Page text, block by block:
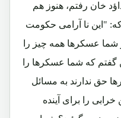
خان رفتم، هنوز هم
"این نا آرامی حکومت
شما عسکرها همه چیز را
گفتم که شما عسکرها را
حق ندارند به مسائل
را برای آینده